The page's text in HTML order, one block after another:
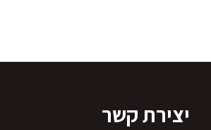
יצירת קשר